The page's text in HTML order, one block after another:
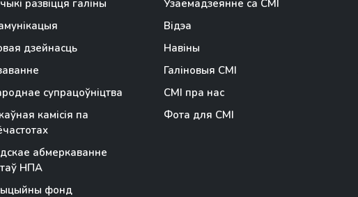
развіцця галіны
дзейнасць
супрацоўніцтва
камісія па
абмеркаванне
НПА
фонд
Узаемадзеянне са СМІ
Відэа
Навіны
Галіновыя СМІ
СМІ пра нас
Фота для СМІ